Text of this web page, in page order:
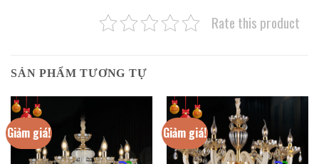
Rate this product
SẢN PHẨM TƯƠNG TỰ
Giảm giá! Giảm giá!